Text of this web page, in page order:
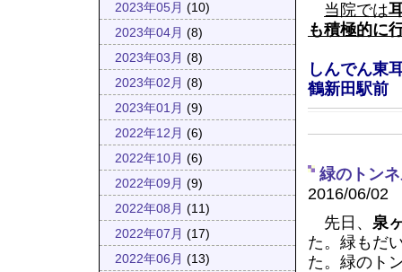
2023年05月 (10)
2023年04月 (8)
2023年03月 (8)
2023年02月 (8)
2023年01月 (9)
2022年12月 (6)
2022年10月 (6)
2022年09月 (9)
2022年08月 (11)
2022年07月 (17)
2022年06月 (13)
当院では
も積極的に
しんでん東
鶴新田駅前
緑のトン
2016/06/02
先日、 泉
た。緑もだ
た。緑のト